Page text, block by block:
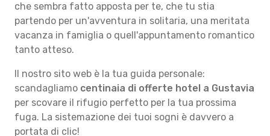
che sembra fatto apposta per te, che tu stia
partendo per un'avventura in solitaria, una meritata
vacanza in famiglia o quell'appuntamento romantico
tanto atteso.
Il nostro sito web è la tua guida personale:
scandagliamo centinaia di offerte hotel a Gustavia
per scovare il rifugio perfetto per la tua prossima
fuga. La sistemazione dei tuoi sogni è davvero a
portata di clic!